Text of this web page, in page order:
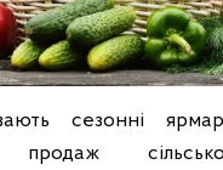
сезонні